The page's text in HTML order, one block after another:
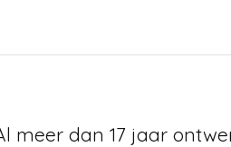
meer dan 17 jaar